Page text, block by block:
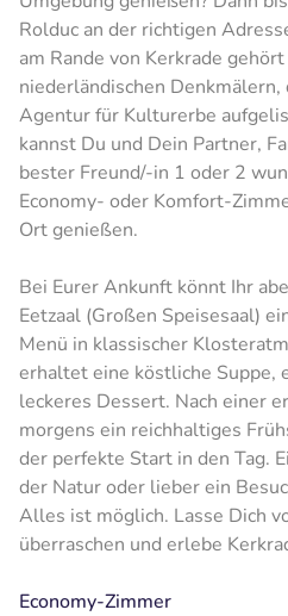
Rolduc an der richtigen
am Rande von Kerkrade
niederländischen
Agentur für Kulturerbe
kannst Du und Dein Partner,
bester Freund/-in 1 oder 2
Economy- oder Komfort-
Ort genießen.
Bei Eurer Ankunft könnt Ihr
Eetzaal (Großen Speisesaal)
Menü in klassischer
erhaltet eine köstliche Suppe,
leckeres Dessert. Nach einer
morgens ein reichhaltiges
der perfekte Start in den Tag.
der Natur oder lieber ein
Alles ist möglich. Lasse Dich
überraschen und erlebe
Economy-Zimmer